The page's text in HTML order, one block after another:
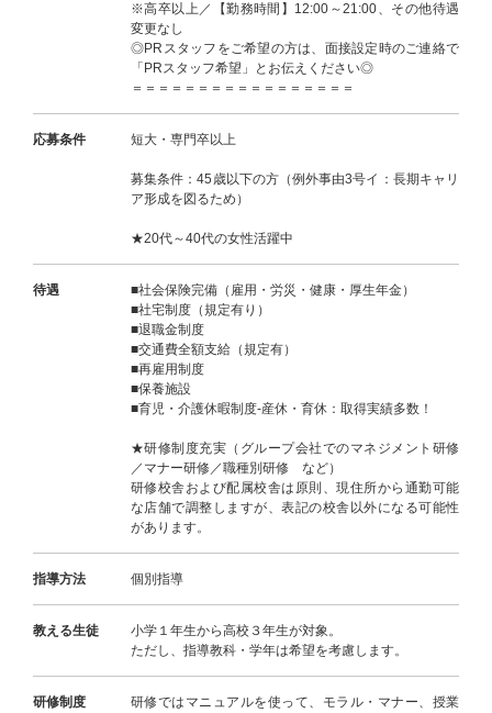
※高卒以上／【勤務時間】12:00～21:00、その他待遇
変更なし
◎PRスタッフをご希望の方は、面接設定時のご連絡で
「PRスタッフ希望」とお伝えください◎
＝＝＝＝＝＝＝＝＝＝＝＝＝＝＝＝＝
応募条件 短大・専門卒以上
募集条件：45歳以下の方（例外事由3号イ：長期キャリ
ア形成を図るため）
★20代～40代の女性活躍中
待遇
■社会保険完備（雇用・労災・健康・厚生年金）
■社宅制度（規定有り）
■退職金制度
■交通費全額支給（規定有）
■再雇用制度
■保養施設
■育児・介護休暇制度-産休・育休：取得実績多数！
★研修制度充実（グループ会社でのマネジメント研修
／マナー研修／職種別研修 など）
研修校舎および配属校舎は原則、現住所から通勤可能
な店舗で調整しますが、表記の校舎以外になる可能性
があります。
指導方法 個別指導
教える生徒
小学１年生から高校３年生が対象。
ただし、指導教科・学年は希望を考慮します。
研修制度
研修ではマニュアルを使って、モラル・マナー、授業